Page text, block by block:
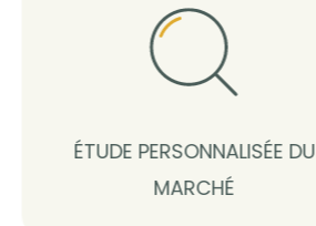
ÉTUDE PERSONNALISÉE DU
MARCHÉ